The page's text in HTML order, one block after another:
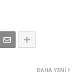
DAHA YENI